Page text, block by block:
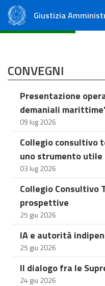
Giustizia
CONVEGNI
Presentazione
demaniali
09 lug 2026
Collegio consultivo
uno strumento utile
03 lug 2026
Collegio Consultivo
prospettive
25 giu 2026
IA e autorità
25 giu 2026
Il dialogo fra le
24 giu 2026